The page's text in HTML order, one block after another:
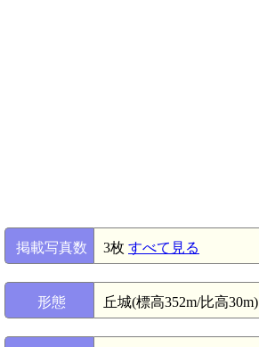
掲載写真数 3枚 すべて見る
形態 丘城(標高352m/比高30m)